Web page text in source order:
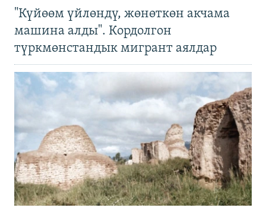
"Күйөөм үйлөндү, жөнөткөн акчама
машина алды". Кордолгон
түркмөнстандык мигрант аялдар